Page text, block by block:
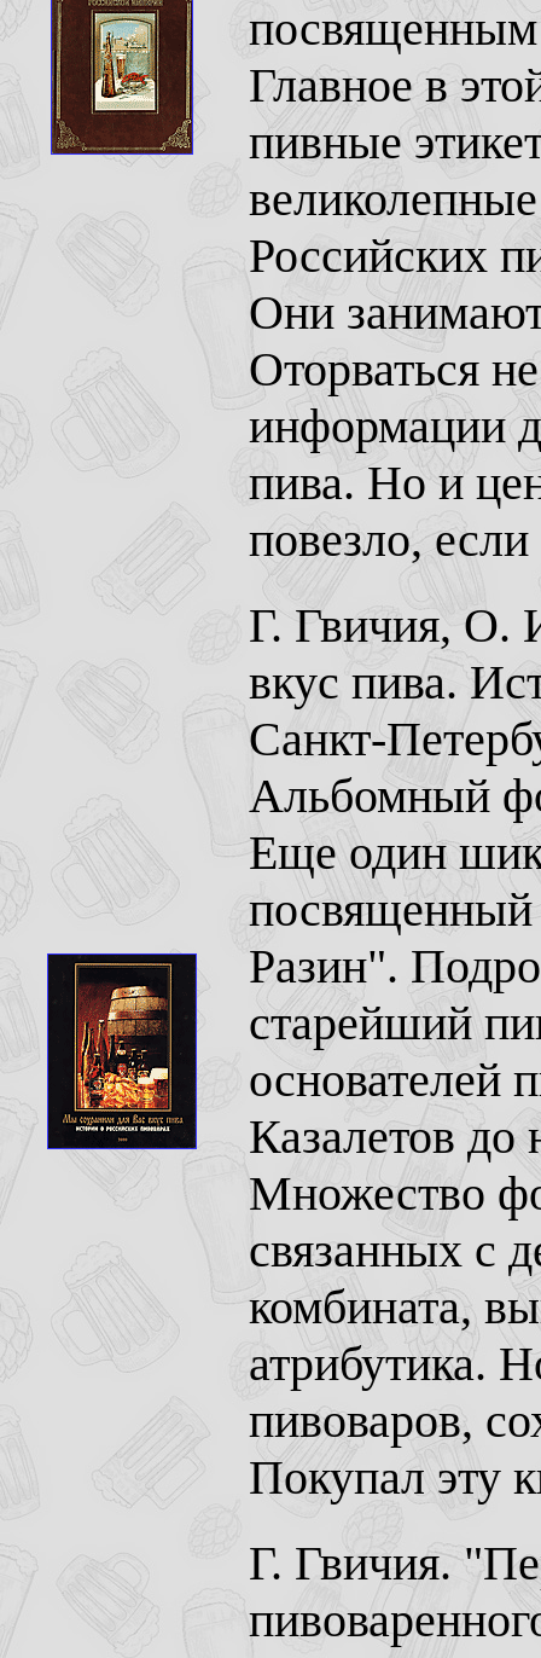
посвященным
Главное в
пивные
Российских
Они
Оторваться
информации
пива. Но и
повезло,
Г. Гвичия, О.
вкус пива.
Санкт-
Альбомный
Еще один
посвященный
Разин".
старейший
основателей
Казалетов
Множество
связанных с
комбината,
атрибутика.
пивоваров,
Покупал эту
Г. Гвичия.